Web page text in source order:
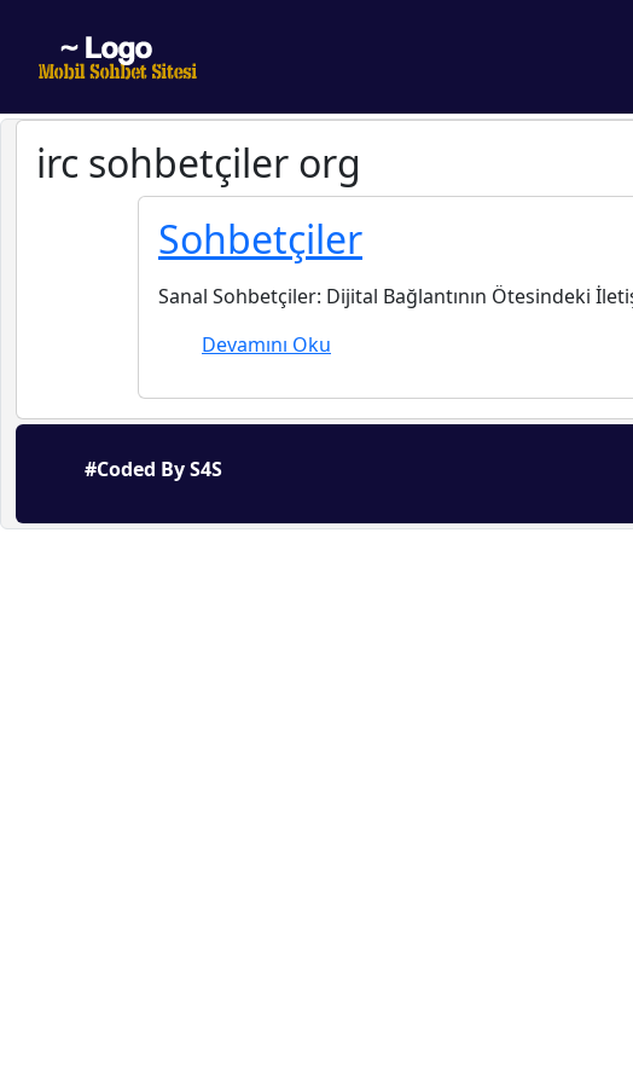
irc sohbetçiler org
Sohbetçiler
Sanal Sohbetçiler: Dijital Bağlantının Ötesindeki
Devamını Oku
#Coded By S4S